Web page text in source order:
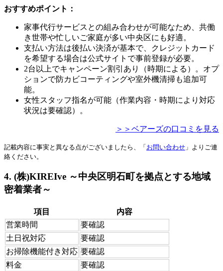
おすすめポイント：
家事代行サービスとの組み合わせが可能なため、共働
き世帯や忙しいご家庭が多い中央区にも好適。
支払い方法は後払い決済が基本で、クレジットカード
を希望する場合は公式サイトで事前登録が必要。
2台以上でキャンペーン割引あり（時期による）。オプ
ションで防カビコーティングや室外機清掃も追加可
能。
女性スタッフ指名が可能（作業内容・時期により対応
状況は要確認）。
＞＞ベアーズの口コミを見る
記載内容に事実と異なる点がございましたら、「 お問い合わせ 」よりご連
絡ください。
4. (株)KIREIve ～中央区明石町を拠点とする地域
密着業者～
項目
内容
営業時間
要確認
土日祝対応
要確認
お掃除機能付き対応 要確認
料金
要確認